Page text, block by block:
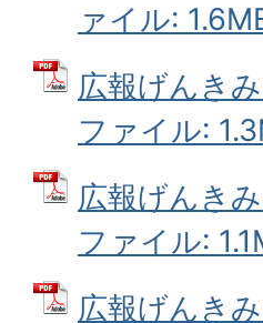
ァイル:
広報げんき
ファイル:
広報げんき
ファイル:
広報げんき